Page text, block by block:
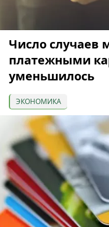
Число случаев
платежными
уменьшилось
ЭКОНОМИКА